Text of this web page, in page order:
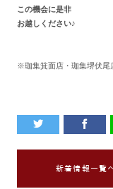
この機会に是非
お越しください♪
※珈集箕面店・珈集堺伏尾
新着情報一覧